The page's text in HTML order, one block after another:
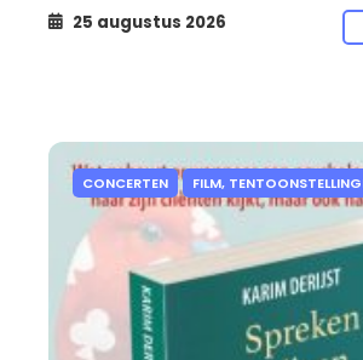
25 augustus 2026
CONCERTEN FILM,